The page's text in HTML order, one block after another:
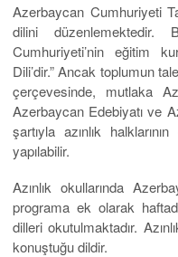
Azerbaycan Cumhuriyeti
dilini düzenlemektedir.
Cumhuriyeti’nin eğitim
Dili’dir.” Ancak toplumun
çerçevesinde, mutlaka
Azerbaycan Edebiyatı ve
şartıyla azınlık
yapılabilir.
Azınlık okullarında
programa ek olarak
dilleri okutulmaktadır.
konuştuğu dildir.